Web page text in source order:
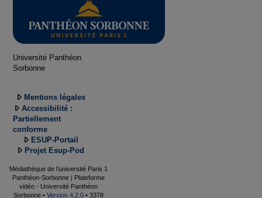
Université Panthéon
Sorbonne
Mentions légales
Accessibilité :
Partiellement
conforme
ESUP-Portail
Projet Esup-Pod
Médiathèque de l'université Paris 1
Panthéon-Sorbonne | Plateforme
vidéo - Université Panthéon
Sorbonne • Version 4.2.0 • 3378